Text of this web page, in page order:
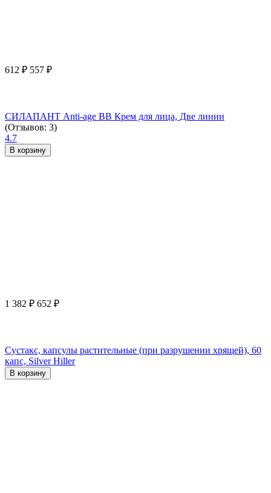
612 ₽ 557 ₽
СИЛАПАНТ Anti-age ВВ Крем для лица, Две линии
(Отзывов: 3)
4.7
В корзину
1 382 ₽ 652 ₽
Сустакс, капсулы растительные (при разрушении хрящей), 60
капс, Silver Hiller
В корзину